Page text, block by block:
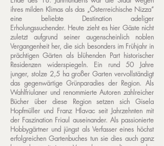
ihres milden Klimas als das „Österreichische Nizza“
eine beliebte Destination adeliger
Erholungssuchender. Heute zieht es hier Gäste nicht
zuletzt aufgrund seiner augenscheinlich noblen
Vergangenheit her, die sich besonders im Frühjahr in
prächtigen Gärten als blühenden Part historischer
Residenzen widerspiegeln. Ein rund 50 Jahre
junger, stolze 2,5 ha großer Garten vervollständigt
das gegenwärtige Grünparadies der Region. Als
Wahlfriulaner und renommierte Autoren zahlreicher
Bücher über diese Region setzen sich Gisela
Hopfmüller und Franz Hlavac seit Jahrzehnten mit
der Faszination Friaul auseinander. Als passionierte
Hobbygärtner und jüngst als Verfasser eines höchst
erfolgreichen Gartenbuches tun sie dies auch ganz